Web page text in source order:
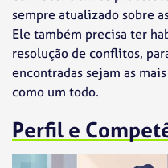
sempre atualizado sobre
Ele também precisa ter
resolução de conflitos,
encontradas sejam as
como um todo.
Perfil e